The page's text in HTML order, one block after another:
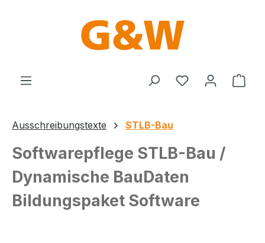
Du hast 0
Ausschreibungstexte STLB-Bau
Softwarepflege STLB-Bau /
Dynamische BauDaten
Bildungspaket Software